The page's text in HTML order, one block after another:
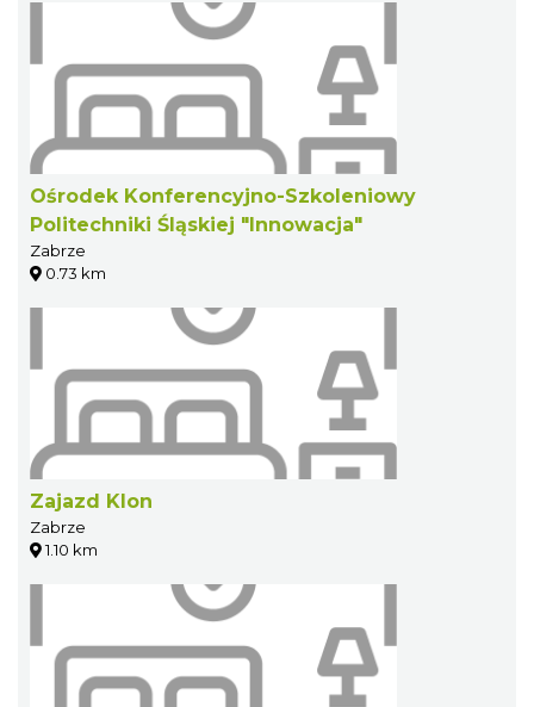
Ośrodek Konferencyjno-Szkoleniowy
Politechniki Śląskiej "Innowacja"
Zabrze
0.73 km
Zajazd Klon
Zabrze
1.10 km